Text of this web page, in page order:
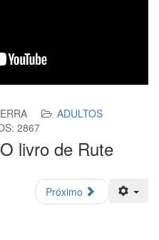
ADULTOS
2867
livro de Rute
Próximo